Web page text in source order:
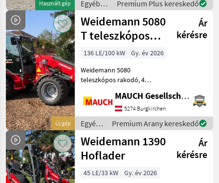
Használt gép
DIESE DATEN SOLLTEN SIE
Egyéb
mezőgazdasági
erőgépek
/ Pitbull
Premium Plus kereskedő
Új gép
Weidemann 5080
T teleszkópos
kerekes rakodó
Ár
kérésre
136 LE/100 kW
Gy. év 2026
Weidemann 5080
teleszkópos rakodó, 4
hidrosztatikus négykerék-
meghajtással, 100%-os
differenciálzárral,
emelőhengerek
úszóállásával, fűtés
MAUCH Gesellschaft m.b.H. & Co.KG
5274 Burgkirchen
Egyéb
mezőgazdasági
erőgépek
/
Weidemann
Premium Arany kereskedő
Weidemann 1390
Hoflader
Ár
kérésre
45 LE/33 kW
Gy. év 2026